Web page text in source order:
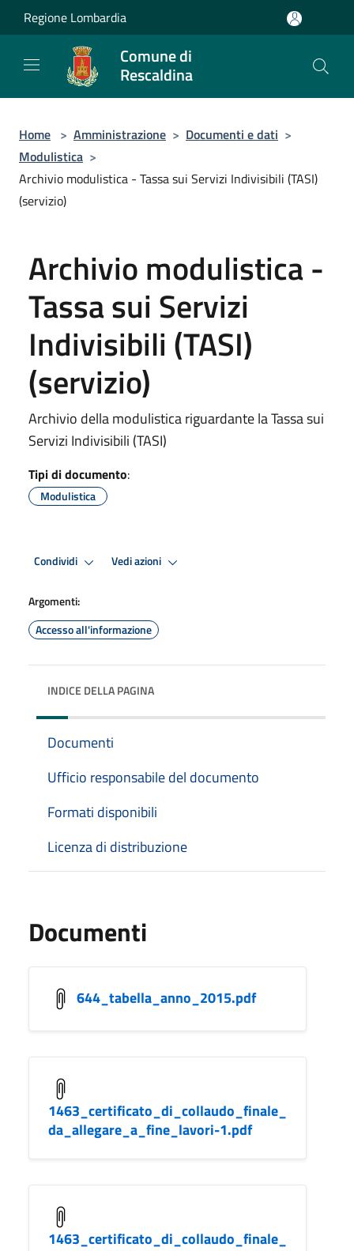
Salta al contenuto principale
Regione Lombardia
Comune di
Rescaldina
Home > Amministrazione > Documenti e dati >
Modulistica >
Archivio modulistica - Tassa sui Servizi Indivisibili (TASI)
(servizio)
Archivio modulistica -
Tassa sui Servizi
Indivisibili (TASI)
(servizio)
Archivio della modulistica riguardante la Tassa sui
Servizi Indivisibili (TASI)
Tipi di documento:
Modulistica
Condividi Vedi azioni
Argomenti:
Accesso all'informazione
INDICE DELLA PAGINA
Documenti
Ufficio responsabile del documento
Formati disponibili
Licenza di distribuzione
Documenti
644_tabella_anno_2015.pdf
1463_certificato_di_collaudo_finale_
da_allegare_a_fine_lavori-1.pdf
1463_certificato_di_collaudo_finale_